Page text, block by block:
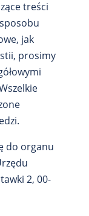
treści
jak
prosimy
do organu
2, 00-